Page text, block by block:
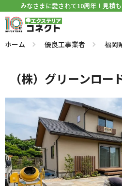
みなさまに愛されて10周年！見積
ホーム 優良工事業者 福岡
（株）グリーンロー